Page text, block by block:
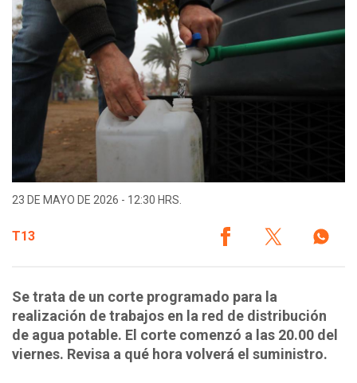
23 DE MAYO DE 2026 - 12:30 HRS.
T13
Se trata de un corte programado para la
realización de trabajos en la red de distribución
de agua potable. El corte comenzó a las 20.00 del
viernes. Revisa a qué hora volverá el suministro.